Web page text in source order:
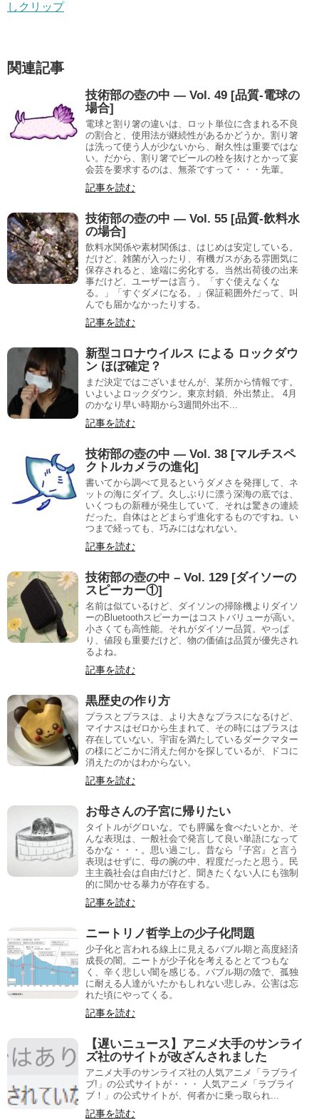
しクリップ
関連記事
技術部の壺の中 — Vol. 49 [品質-電球の
場合]
電球と割り箸の違いは、ロット単位に含まれる不良
の割合と、使用法が継続性があるかどうか。割り箸
は洗って使う人が少ないから、耐久性は重要ではな
い。だから、割り箸でビールの栓を抜けとかって宴
会芸を要求するのは、無茶ですって・・・先輩。
記事を読む
技術部の壺の中 — Vol. 55 [品質-飲料水
の場合]
飲料水関係や素材関係は、はじめは安定している。
だけど、雑菌が入ったり、有機ガスがある雰囲気に
保存されると、途端に劣化する。当然出荷後の出来
事だけど、ユーザーは言う。「すぐ使えなくな
る。」「すぐダメになる。」保証範囲外だって、叫
んでも届かなかったりする。
記事を読む
新型コロナウイルス による ロックダウ
ン ほぼ確定？
まだ決定ではございませんが、某所から情報です。
いよいよロックダウン。東京封鎖、外出禁止。 4月
のかなり早い時期から3週間外出不...
記事を読む
技術部の壺の中 — Vol. 38 [マルチスペ
クトルカメラの進化]
書いてから調べて見るというダメさを発揮して、ネ
ットの海にダイブ。久しぶりに漂う深海の底では、
いくつもの新種が発生していて、それは驚きの連続
だった。自体はとどまらず進化するものですね。い
つまで経っても、巧みにはなれない。
記事を読む
技術部の壺の中 – Vol. 129 [ダイソーの
スピーカー①]
名前は似ているけど、ダイソンの掃除機よりダイソ
ーのBluetoothスピーカーはコストバリューが高い。
小さくても高性能。それがダイソー品質。やっぱ
り、値段も重要だけど、物の価値は品質が優先され
るよね。
記事を読む
黒歴史の作り方
プラスとプラスは、より大きなプラスになるけど、
マイナスはゼロから生まれて、その時にはブラスは
存在していない。宇宙を満たしているダークマター
の様にどこかに消えた何かを探しているが、ドコに
消えたのかはわからない。
記事を読む
お母さんの子宮に帰りたい
タイトルがグロいな。でも膵臓を食べたいとか、そ
んな表現は、一般社会で発言して良い単語になって
るかな・・・。思い過ごし。昔なら『子宮』と言う
表現はせずに、母の腕の中、程度だったと思う。民
主主義社会は自由だけど、聞きたくない人にも強制
的に聞かせる暴力が存在する。
記事を読む
ニートリノ哲学上の少子化問題
少子化と言われる線上に見えるバブル期と高度経済
成長の闇。ニートが少子化を考えるととてつもな
く、辛く悲しい闇を感じる。バブル期の陰で、孤独
に耐える人達がいたかもしれない悲しみ。公害は忘
れた頃にやってくる。
記事を読む
【遅いニュース】アニメ大手のサンライ
ズ社のサイトが改ざんされました
アニメ大手のサンライズ社の人気アニメ「ラブライ
ブ!」の公式サイトが・・・ 人気アニメ「ラブライ
ブ！」の公式サイトが、何者かに乗っ取られ...
記事を読む